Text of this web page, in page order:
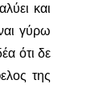
και
γύρω
ότι δε
της